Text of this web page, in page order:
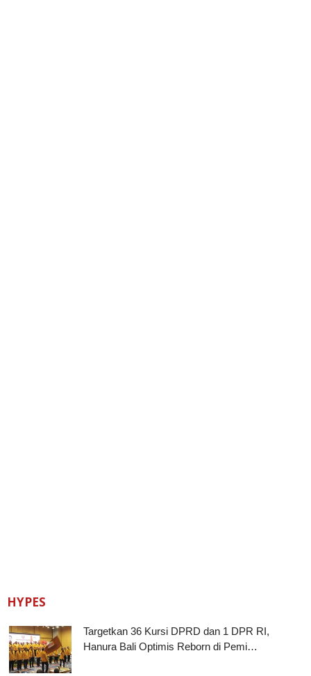
HYPES
Targetkan 36 Kursi DPRD dan 1 DPR RI,
Hanura Bali Optimis Reborn di Pemi…